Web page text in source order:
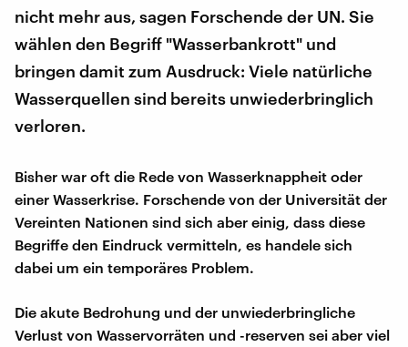
nicht mehr aus, sagen Forschende der UN. Sie
wählen den Begriff "Wasserbankrott" und
bringen damit zum Ausdruck: Viele natürliche
Wasserquellen sind bereits unwiederbringlich
verloren.
Bisher war oft die Rede von Wasserknappheit oder
einer Wasserkrise. Forschende von der Universität der
Vereinten Nationen sind sich aber einig, dass diese
Begriffe den Eindruck vermitteln, es handele sich
dabei um ein temporäres Problem.
Die akute Bedrohung und der unwiederbringliche
Verlust von Wasservorräten und -reserven sei aber viel